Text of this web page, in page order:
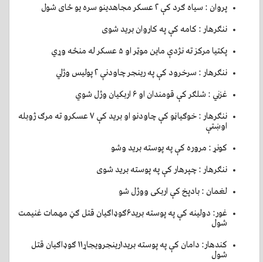
پروان : سياه ګرد کې ۲ عسکر مجاهدينو سره يو ځای شول
ننګرهار : کامه کې په کاروان بريد شوی
پکتيا مرکز ته نژدې ماين موټر او ۵ عسکر له منځه وړي
ننګرهار : سرخرود کې په رينجر چاودنې ۲ پوليس وژلي
غزني : شلګر کې قومندان او ۶ اربکيان وژل شوي
ننګرهار : خوګياڼو کې چاودنو او بريد کې ۷ عسکرو ته مرګ ژوبله
اوښتې
کونړ : مروره کې په پوسته بريد وشو
ننګرهار : چپرهار کې په پوسته بريد شوی
لغمان : بادپخ کې اربکی ووژل شو
غور: دولینه کې په پوسته برید۶ګوډاګیان قتل ګڼ مهمات غنیمت
شول
کندهار: دامان کې په پوسته برید۱رینجرویجاړ۱۱ ګوډاګیان قتل
شول